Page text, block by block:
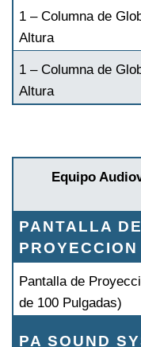
1 – Columna de
Altura
1 – Columna de
Altura
Equipo
PANTALLA DE
PROYECCION
Pantalla de
de 100 Pulgadas)
PA SOUND